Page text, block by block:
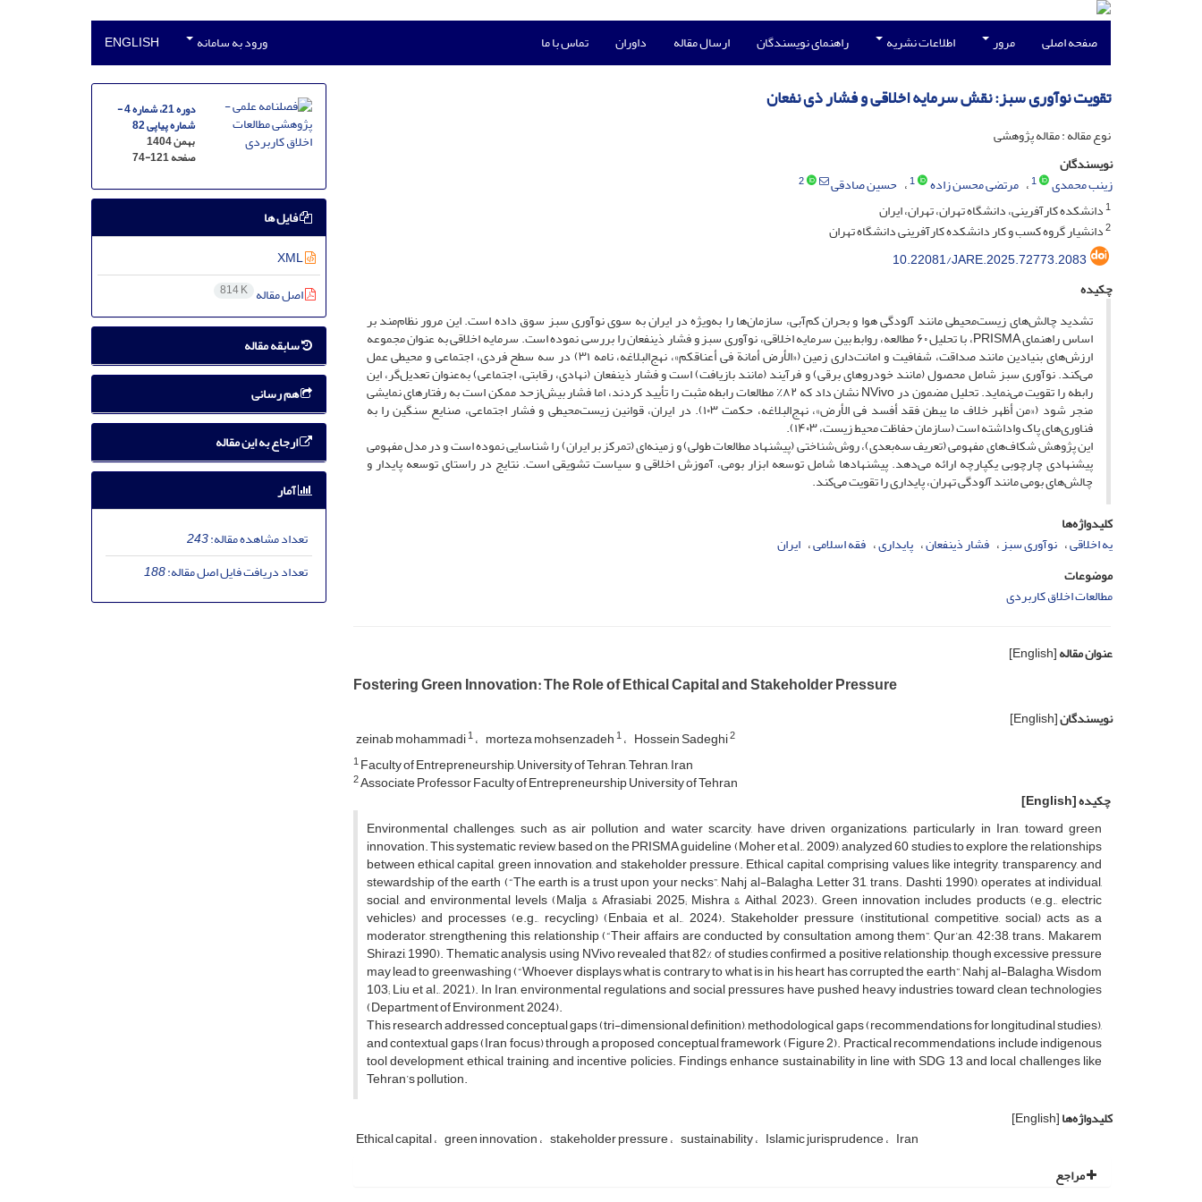
صفحه اصلی مرور اطلاعات نشریه راهنمای نویسندگان ارسال مقاله داوران تماس با ما ورود به سامانه ENGLISH
تقویت نوآوری سبز: نقش سرمایه اخلاقی و فشار ذی نفعان
نوع مقاله : مقاله پژوهشی
نویسندگان
زینب محمدی
1 مرتضی محسن زاده 1 حسین صادقی
2
1دانشکده کارآفرینی، دانشگاه تهران، تهران، ایران
2دانشیار گروه کسب و کار دانشکده کارآفرینی دانشگاه تهران
10.22081/JARE.2025.72773.2083
چکیده
تشدید چالش‌های زیست‌محیطی مانند آلودگی هوا و بحران کم‌آبی، سازمان‌ها را به‌ویژه در ایران به سوی نوآوری سبز سوق داده است. این مرور نظام‌مند بر
اساس راهنمای PRISMA، با تحلیل ۶۰ مطالعه، روابط بین سرمایه اخلاقی، نوآوری سبز و فشار ذینفعان را بررسی نموده است. سرمایه اخلاقی به عنوان مجموعه
ارزش‌های بنیادین مانند صداقت، شفافیت و امانت‌داری زمین («الأرض أمانة فی أعناقکم»، نهج‌البلاغه، نامه ۳۱) در سه سطح فردی، اجتماعی و محیطی عمل
می‌کند. نوآوری سبز شامل محصول (مانند خودروهای برقی) و فرآیند (مانند بازیافت) است و فشار ذینفعان (نهادی، رقابتی، اجتماعی) به‌عنوان تعدیل‌گر، این
رابطه را تقویت می‌نماید. تحلیل مضمون در NVivo نشان داد که ۸۲٪ مطالعات رابطه مثبت را تأیید کردند، اما فشار بیش‌ازحد ممکن است به رفتارهای نمایشی
منجر شود («من أظهر خلاف ما یبطن فقد أفسد فی الأرض»، نهج‌البلاغه، حکمت ۱۰۳). در ایران، قوانین زیست‌محیطی و فشار اجتماعی، صنایع سنگین را به
فناوری‌های پاک واداشته است (سازمان حفاظت محیط زیست، ۱۴۰۳).
این پژوهش شکاف‌های مفهومی (تعریف سه‌بعدی)، روش‌شناختی (پیشنهاد مطالعات طولی) و زمینه‌ای (تمرکز بر ایران) را شناسایی نموده است و در مدل مفهومی
پیشنهادی چارچوبی یکپارچه ارائه می‌دهد. پیشنهادها شامل توسعه ابزار بومی، آموزش اخلاقی و سیاست تشویقی است. نتایج در راستای توسعه پایدار و
چالش‌های بومی مانند آلودگی تهران، پایداری را تقویت می‌کند.
کلیدواژه‌ها
یه اخلاقی نوآوری سبز فشار ذینفعان پایداری فقه اسلامی ایران
موضوعات
مطالعات اخلاق کاربردی
عنوان مقاله[English]
Fostering Green Innovation: The Role of Ethical Capital and Stakeholder Pressure
نویسندگان[English]
zeinab mohammadi1 morteza mohsenzadeh1 Hossein Sadeghi2
1Faculty of Entrepreneurship, University of Tehran, Tehran, Iran
2Associate Professor Faculty of Entrepreneurship University of Tehran
چکیده[English]
Environmental challenges, such as air pollution and water scarcity, have driven organizations, particularly in Iran, toward green
innovation. This systematic review, based on the PRISMA guideline (Moher et al., 2009), analyzed 60 studies to explore the relationships
between ethical capital, green innovation, and stakeholder pressure. Ethical capital, comprising values like integrity, transparency, and
stewardship of the earth (“The earth is a trust upon your necks”, Nahj al-Balagha, Letter 31, trans. Dashti, 1990), operates at individual,
social, and environmental levels (Malja & Afrasiabi, 2025; Mishra & Aithal, 2023). Green innovation includes products (e.g., electric
vehicles) and processes (e.g., recycling) (Enbaia et al., 2024). Stakeholder pressure (institutional, competitive, social) acts as a
moderator, strengthening this relationship (“Their affairs are conducted by consultation among them”, Qur’an, 42:38, trans. Makarem
Shirazi, 1990). Thematic analysis using NVivo revealed that 82% of studies confirmed a positive relationship, though excessive pressure
may lead to greenwashing (“Whoever displays what is contrary to what is in his heart has corrupted the earth”, Nahj al-Balagha, Wisdom
103; Liu et al., 2021). In Iran, environmental regulations and social pressures have pushed heavy industries toward clean technologies
(Department of Environment, 2024).
This research addressed conceptual gaps (tri-dimensional definition), methodological gaps (recommendations for longitudinal studies),
and contextual gaps (Iran focus) through a proposed conceptual framework (Figure 2). Practical recommendations include indigenous
tool development, ethical training, and incentive policies. Findings enhance sustainability in line with SDG 13 and local challenges like
Tehran’s pollution.
کلیدواژه‌ها[English]
Ethical capital green innovation stakeholder pressure sustainability Islamic jurisprudence Iran
مراجع
دوره 21، شماره 4 -
شماره پیاپی 82
بهمن 1404
صفحه74-121
فایل ها
XML
اصل مقاله 814 K
سابقه مقاله
هم رسانی
ارجاع به این مقاله
آمار
تعداد مشاهده مقاله:243
تعداد دریافت فایل اصل مقاله:188